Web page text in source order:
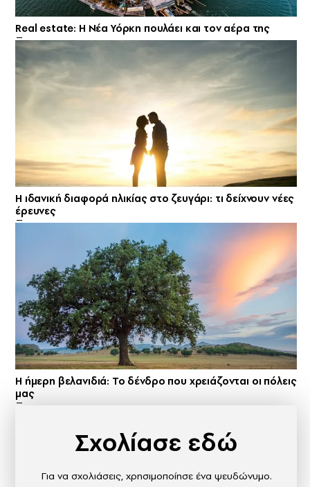
Real estate: H Νέα Υόρκη πουλάει και τον αέρα της
Η ιδανική διαφορά ηλικίας στο ζευγάρι: τι δείχνουν νέες
έρευνες
Η ήμερη βελανιδιά: Το δένδρο που χρειάζονται οι πόλεις
μας
Σχολίασε εδώ
Για να σχολιάσεις, χρησιμοποίησε ένα ψευδώνυμο.